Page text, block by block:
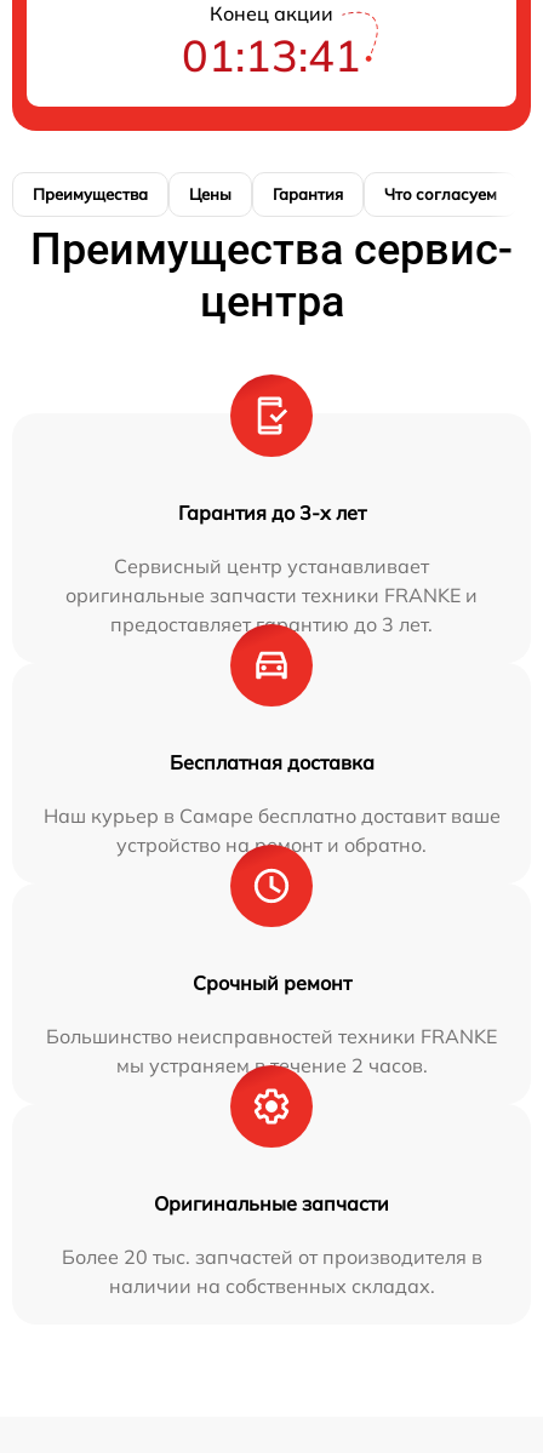
Конец акции
01:13:40
Преимущества Цены Гарантия Что согласуем
Преимущества сервис-
центра
Гарантия до 3-х лет
Сервисный центр устанавливает
оригинальные запчасти техники FRANKE и
предоставляет гарантию до 3 лет.
Бесплатная доставка
Наш курьер в Самаре бесплатно доставит ваше
устройство на ремонт и обратно.
Срочный ремонт
Большинство неисправностей техники FRANKE
мы устраняем в течение 2 часов.
Оригинальные запчасти
Более 20 тыс. запчастей от производителя в
наличии на собственных складах.